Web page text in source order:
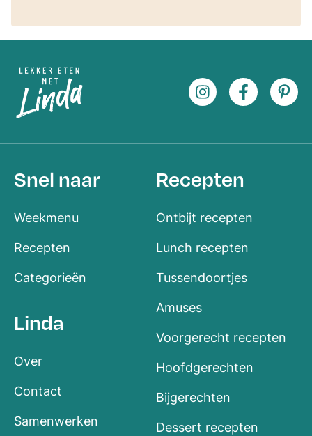
Snel naar
Weekmenu
Recepten
Categorieën
Linda
Over
Contact
Samenwerken
Recepten
Ontbijt recepten
Lunch recepten
Tussendoortjes
Amuses
Voorgerecht recepten
Hoofdgerechten
Bijgerechten
Dessert recepten